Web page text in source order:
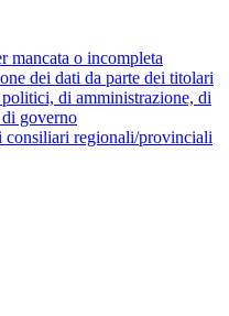
mancata o incompleta
dei dati da parte dei titolari
di amministrazione, di
governo
consiliari regionali/provinciali